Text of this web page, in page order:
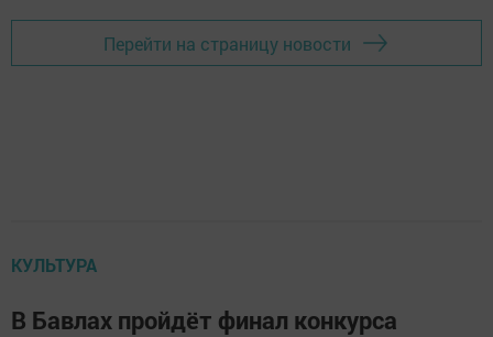
Перейти на страницу новости
КУЛЬТУРА
В Бавлах пройдёт финал конкурса